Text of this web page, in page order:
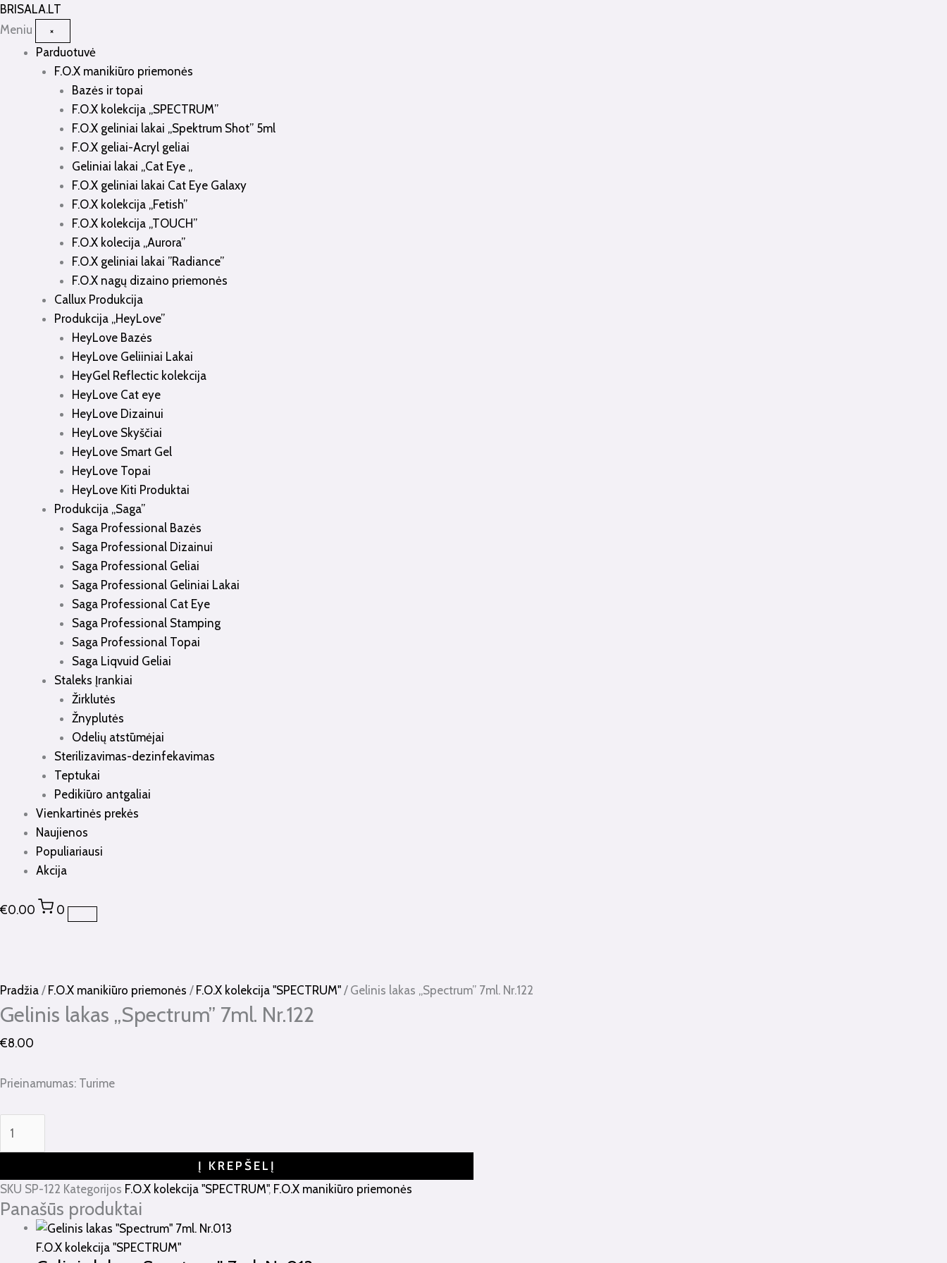
BRISALA.LT
Meniu
×
Parduotuvė
F.O.X manikiūro priemonės
Bazės ir topai
F.O.X kolekcija „SPECTRUM”
F.O.X geliniai lakai „Spektrum Shot” 5ml
F.O.X geliai-Acryl geliai
Geliniai lakai „Cat Eye „
F.O.X geliniai lakai Cat Eye Galaxy
F.O.X kolekcija „Fetish”
F.O.X kolekcija „TOUCH”
F.O.X kolecija „Aurora”
F.O.X geliniai lakai ”Radiance”
F.O.X nagų dizaino priemonės
Callux Produkcija
Produkcija „HeyLove”
HeyLove Bazės
HeyLove Geliiniai Lakai
HeyGel Reflectic kolekcija
HeyLove Cat eye
HeyLove Dizainui
HeyLove Skyščiai
HeyLove Smart Gel
HeyLove Topai
HeyLove Kiti Produktai
Produkcija „Saga”
Saga Professional Bazės
Saga Professional Dizainui
Saga Professional Geliai
Saga Professional Geliniai Lakai
Saga Professional Cat Eye
Saga Professional Stamping
Saga Professional Topai
Saga Liqvuid Geliai
Staleks Įrankiai
Žirklutės
Žnyplutės
Odelių atstūmėjai
Sterilizavimas-dezinfekavimas
Teptukai
Pedikiūro antgaliai
Vienkartinės prekės
Naujienos
Populiariausi
Akcija
€0.00 0
Pereiti
prie
Pradžia / F.O.X manikiūro priemonės / F.O.X kolekcija "SPECTRUM" / Gelinis lakas „Spectrum” 7ml. Nr.122
Gelinis lakas „Spectrum” 7ml. Nr.122
€8.00
Prieinamumas: Turime
lakas
"Spectrum"
7ml.
Nr.122
Į KREPŠELĮ
SKU SP-122 Kategorijos F.O.X kolekcija "SPECTRUM", F.O.X manikiūro priemonės
Panašūs produktai
F.O.X kolekcija "SPECTRUM"